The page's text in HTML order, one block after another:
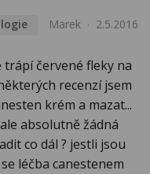
Marek 2.5.2016
červené fleky na
recenzí jsem
krém a mazat...
absolutně žádná
co dál ? jestli jsou
léčba canestenem